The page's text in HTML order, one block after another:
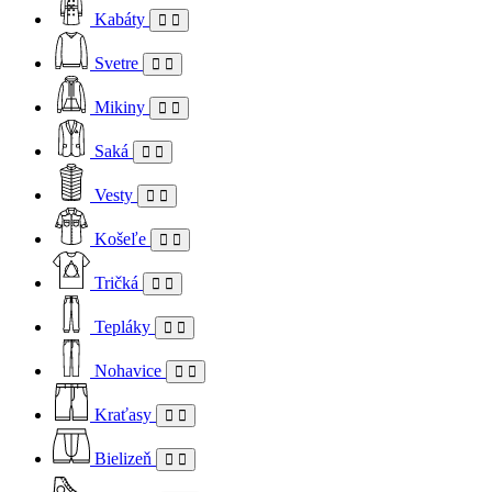
Kabáty
Svetre
Mikiny
Saká
Vesty
Košeľe
Tričká
Tepláky
Nohavice
Kraťasy
Bielizeň